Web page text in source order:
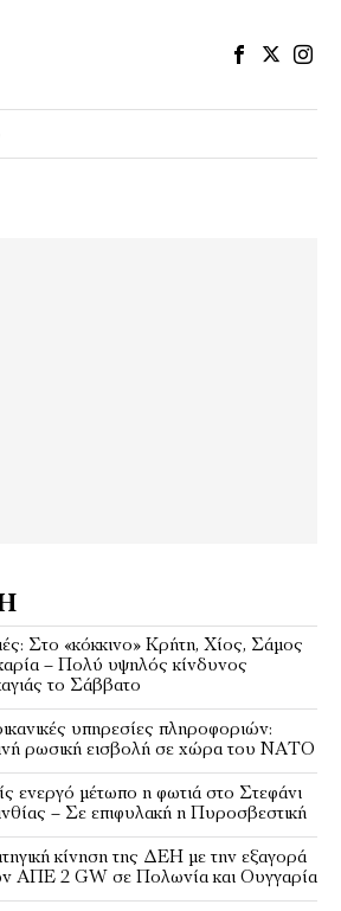
Στο «κόκκινο» Κρήτη, Χίος, Σάμος
– Πολύ υψηλός κίνδυνος
το Σάββατο
υπηρεσίες πληροφοριών:
ρωσική εισβολή σε χώρα του ΝΑΤΟ
ενεργό μέτωπο η φωτιά στο Στεφάνι
– Σε επιφυλακή η Πυροσβεστική
κίνηση της ΔΕΗ με την εξαγορά
ΑΠΕ 2 GW σε Πολωνία και Ουγγαρία